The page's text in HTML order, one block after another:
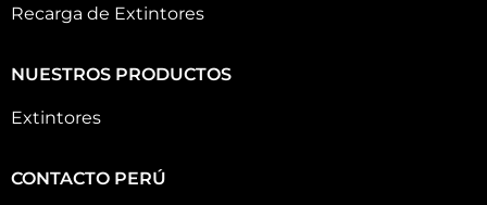
Recarga de Extintores
NUESTROS PRODUCTOS
Extintores
CONTACTO PERÚ